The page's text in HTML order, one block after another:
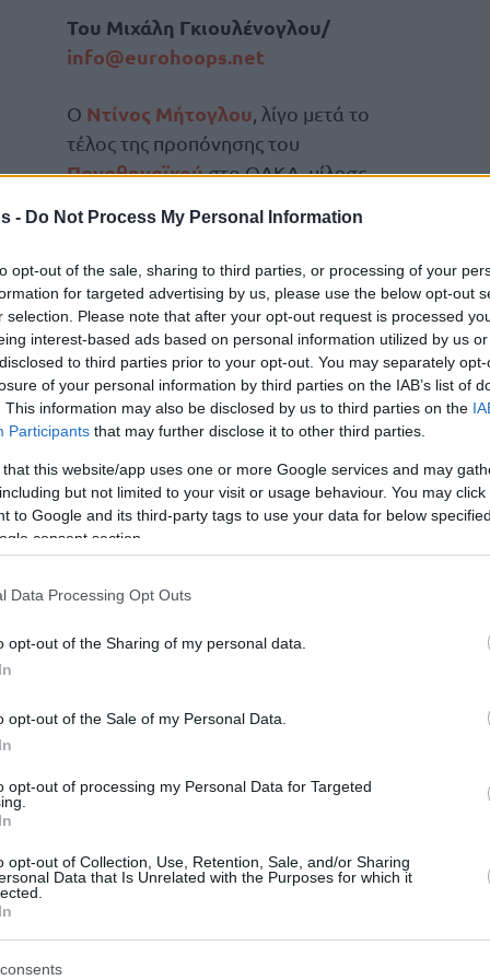
- Do Not Process My Personal Information
opt-out of the sale, sharing to third parties, or processing of your
for targeted advertising by us, please use the below opt-out
selection. Please note that after your opt-out request is processed
interest-based ads based on personal information utilized by us
to third parties prior to your opt-out. You may separately
of your personal information by third parties on the IAB’s list of
This information may also be disclosed by us to third parties on the
Participants that may further disclose it to other third parties.
that this website/app uses one or more Google services and may
but not limited to your visit or usage behaviour. You may
to Google and its third-party tags to use your data for below
consent section.
Data Processing Opt Outs
opt-out of the Sharing of my personal data.
opt-out of the Sale of my Personal Data.
opt-out of processing my Personal Data for Targeted
opt-out of Collection, Use, Retention, Sale, and/or Sharing
Data that Is Unrelated with the Purposes for which it
Του Μιχάλη Γκιουλένογλου/
info@eurohoops.net
Ο Ντίνος Μήτογλου , λίγο μετά το
τέλος της προπόνησης του
Παναθηναϊκούστο ΟΑΚΑ, μίλησε
αναφέρθηκε τόσο στην επίσκεψη του
Δημήτρη Γιαννακόπουλου
αντίπαλο των “πράσινων”Ολυμπιακό,
Ολυμπιακό , έχουμε παίξει τόσες φορές.
μας. Τα μελετήσαμε και είμαστε έτοιμοι
έδρας παιχνίδι είναι πρόκληση για εμάς
οΜήτογλου.
στιγμή για Σλούκα, δύσκολο να παίξει
Γιαννακόπουλουστην προπόνηση της
διοίκηση και ομάδα είμαστε σε
ό,τι έχει αναφερθεί στην προπόνηση να
και των αποδυτηρίων. Σίγουρα
απόλυτα κατανοητά και φυσιολογικά.
μαζί και θα κάνουμε τα πάντα για να τον
και του
είναι μέρος του παιχνιδιού. Είναι
το πλάνο μας όπως το έχουμε